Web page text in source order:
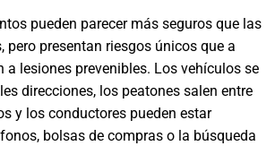
pueden parecer más seguros que las
pero presentan riesgos únicos que a
a lesiones prevenibles. Los vehículos se
direcciones, los peatones salen entre
y los conductores pueden estar
bolsas de compras o la búsqueda